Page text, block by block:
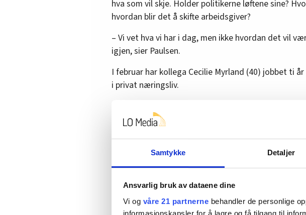
Samtykke Detaljer
Ansvarlig bruk av dataene dine
Vi og våre 21 partnerne behandler de personlige
informasjonskapsler for å lagre og få tilgang til
hva som vil skje. Holder politikerne løftene sine?
hvordan blir det å skifte arbeidsgiver?
– Vi vet hva vi har i dag, men ikke hvordan det vil
igjen, sier Paulsen.
I februar har kollega Cecilie Myrland (40) jobbet ti
i privat næringsliv.
ingen garanti, sier Myrland.
Valgløfte:Renholderne i Forsvaret skal være fast
rødgrønne
– Ikke å knipse med fingrene
Stina Baarne Hassel, leder i Norsk